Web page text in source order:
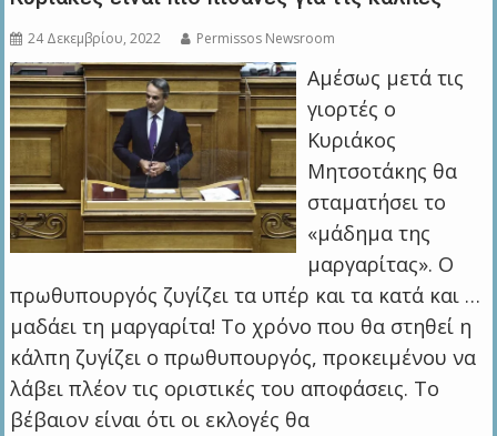
24 Δεκεμβρίου, 2022 Permissos Newsroom
Αμέσως μετά τις
γιορτές ο
Κυριάκος
Μητσοτάκης θα
σταματήσει το
«μάδημα της
μαργαρίτας». Ο
πρωθυπουργός ζυγίζει τα υπέρ και τα κατά και …
μαδάει τη μαργαρίτα! Το χρόνο που θα στηθεί η
κάλπη ζυγίζει ο πρωθυπουργός, προκειμένου να
λάβει πλέον τις οριστικές του αποφάσεις. Το
βέβαιον είναι ότι οι εκλογές θα